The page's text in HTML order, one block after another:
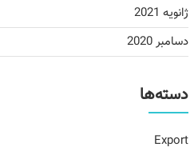
ژانویه 2021
دسامبر 2020
دسته‌ها
Export